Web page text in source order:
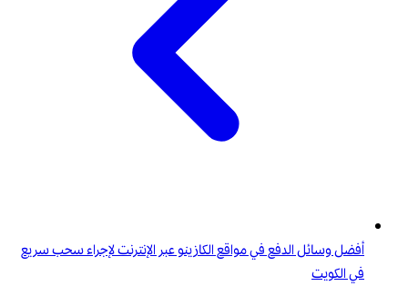
أفضل وسائل الدفع في مواقع الكازينو عبر الإنترنت لإجراء سحب سريع
في الكويت